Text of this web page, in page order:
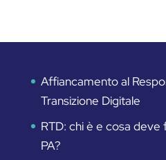
Affiancamento al
Transizione Digitale
RTD: chi è e cosa deve
PA?